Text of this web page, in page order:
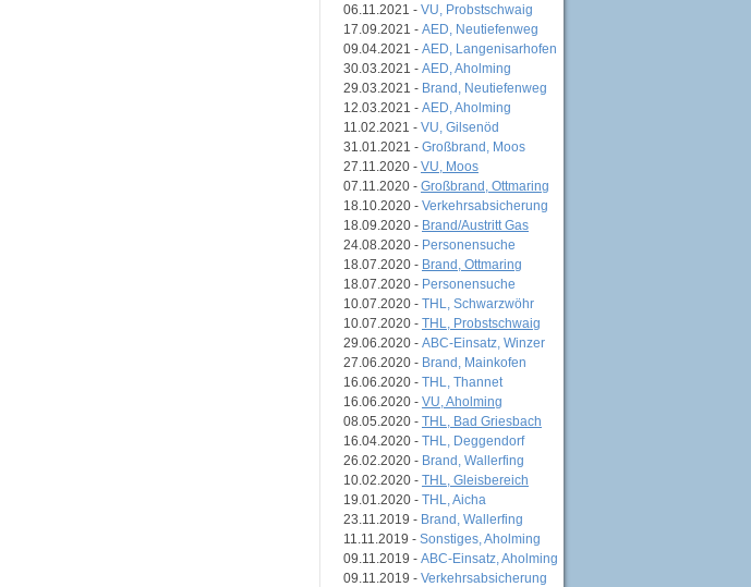
06.11.2021 - VU, Probstschwaig
17.09.2021 - AED, Neutiefenweg
09.04.2021 - AED, Langenisarhofen
30.03.2021 - AED, Aholming
29.03.2021 - Brand, Neutiefenweg
12.03.2021 - AED, Aholming
11.02.2021 - VU, Gilsenöd
31.01.2021 - Großbrand, Moos
27.11.2020 - VU, Moos
07.11.2020 - Großbrand, Ottmaring
18.10.2020 - Verkehrsabsicherung
18.09.2020 - Brand/Austritt Gas
24.08.2020 - Personensuche
18.07.2020 - Brand, Ottmaring
18.07.2020 - Personensuche
10.07.2020 - THL, Schwarzwöhr
10.07.2020 - THL, Probstschwaig
29.06.2020 - ABC-Einsatz, Winzer
27.06.2020 - Brand, Mainkofen
16.06.2020 - THL, Thannet
16.06.2020 - VU, Aholming
08.05.2020 - THL, Bad Griesbach
16.04.2020 - THL, Deggendorf
26.02.2020 - Brand, Wallerfing
10.02.2020 - THL, Gleisbereich
19.01.2020 - THL, Aicha
23.11.2019 - Brand, Wallerfing
11.11.2019 - Sonstiges, Aholming
09.11.2019 - ABC-Einsatz, Aholming
09.11.2019 - Verkehrsabsicherung